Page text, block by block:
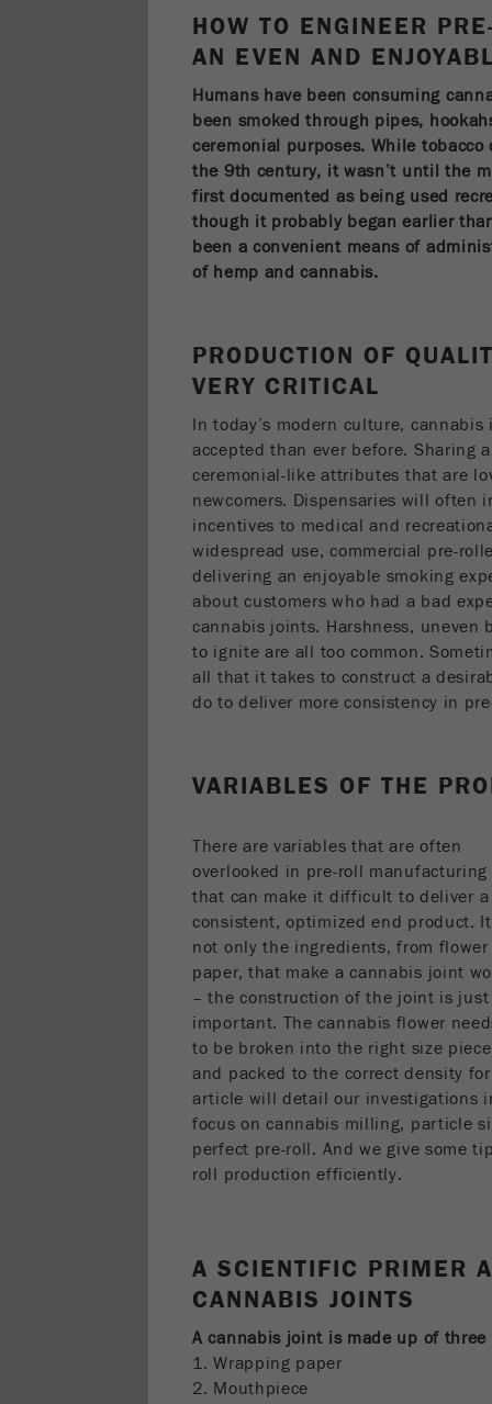
HOW TO ENGINEER
AN EVEN AND
Humans have been consuming
been smoked through pipes,
ceremonial purposes. While
the 9th century, it wasn’t until the
first documented as being used
though it probably began earlier
been a convenient means of
of hemp and cannabis.
PRODUCTION OF
VERY CRITICAL
In today’s modern culture,
accepted than ever before. Sharing
ceremonial-like attributes that are
newcomers. Dispensaries will often
incentives to medical and
widespread use, commercial pre-
delivering an enjoyable smoking
about customers who had a bad
cannabis joints. Harshness,
to ignite are all too common.
all that it takes to construct a
do to deliver more consistency in
VARIABLES OF THE
There are variables that are often
overlooked in pre-roll manufacturing
that can make it difficult to deliver a
consistent, optimized end product.
not only the ingredients, from flower
paper, that make a cannabis joint
– the construction of the joint is just
important. The cannabis flower
to be broken into the right size
and packed to the correct density
article will detail our investigations
focus on cannabis milling, particle
perfect pre-roll. And we give some
roll production efficiently.
A SCIENTIFIC PRIMER
CANNABIS JOINTS
A cannabis joint is made up of
1. Wrapping paper
2. Mouthpiece